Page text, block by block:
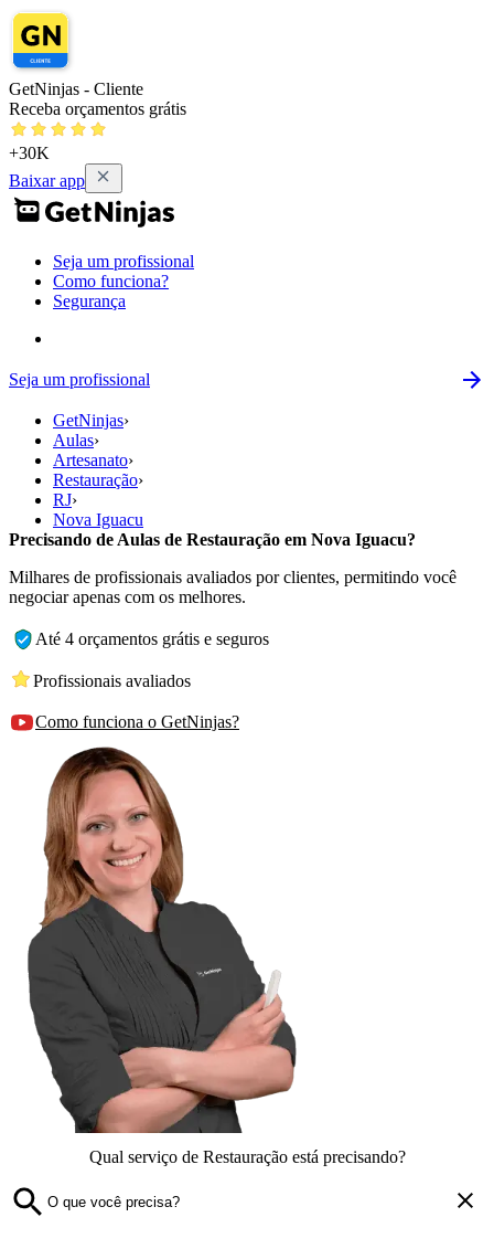
GetNinjas - Cliente
Receba orçamentos grátis
+30K
Baixar app
Seja um profissional
Como funciona?
Segurança
Seja um profissional
GetNinjas›
Aulas›
Artesanato›
Restauração›
RJ›
Nova Iguacu
Precisando de Aulas de Restauração em Nova Iguacu?
Milhares de profissionais avaliados por clientes, permitindo você
negociar apenas com os melhores.
Até 4 orçamentos grátis e seguros
Profissionais avaliados
Como funciona o GetNinjas?
Qual serviço de Restauração está precisando?